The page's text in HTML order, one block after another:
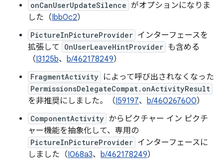
onCanUserUpdateSilence がオプションになりま
した（Ibb0c2）
PictureInPictureProvider インターフェースを
拡張して
OnUserLeaveHintProvider も含める
（I3125b、 b/462178249）
FragmentActivity によって呼び出されなくなった
PermissionsDelegateCompat.onActivityResult
を非推奨にしました。（I59197、 b/460267600）
ComponentActivity からピクチャー イン ピクチ
ャー機能を抽象化して、専用の
PictureInPictureProvider インターフェースに
しました（I068a3、 b/462178249）